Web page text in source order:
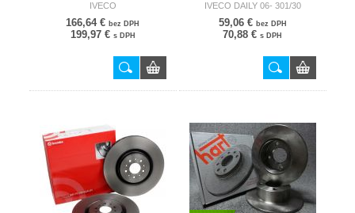
IVECO
166,64 € bez DPH
199,97 € s DPH
IVECO DAILY 06- 301/30
59,06 € bez DPH
70,88 € s DPH